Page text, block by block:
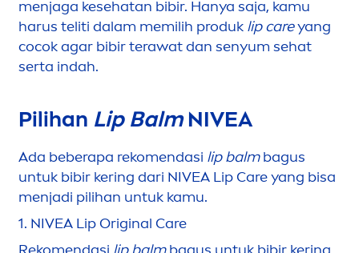
menjaga kesehatan bibir. Hanya saja, kamu
harus teliti dalam memilih produk lip careyang
cocok agar bibir terawat dan senyum sehat
serta indah.
Pilihan LipBalm NIVEA
Ada beberapa rekomendasi lipbalmbagus
untuk bibir kering dari NIVEA Lip Careyang bisa
menjadi pilihan untuk kamu.
1. NIVEA LipOriginal Care